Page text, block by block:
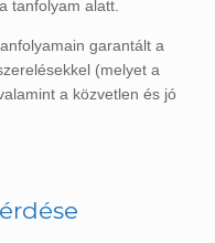
tanfolyam alatt.
garantált a
(melyet a
a közvetlen és jó